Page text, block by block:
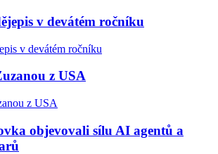
v devátém ročníku
z USA
objevovali sílu AI agentů a